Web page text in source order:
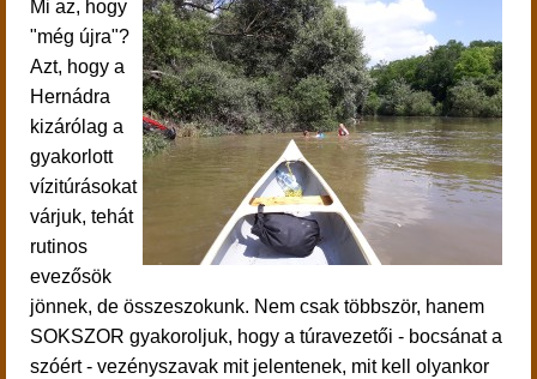
Mi az, hogy
"még újra"?
Azt, hogy a
Hernádra
kizárólag a
gyakorlott
vízitúrásokat
várjuk, tehát
rutinos
evezősök
jönnek, de összeszokunk. Nem csak többször, hanem
SOKSZOR gyakoroljuk, hogy a túravezetői - bocsánat a
szóért - vezényszavak mit jelentenek, mit kell olyankor